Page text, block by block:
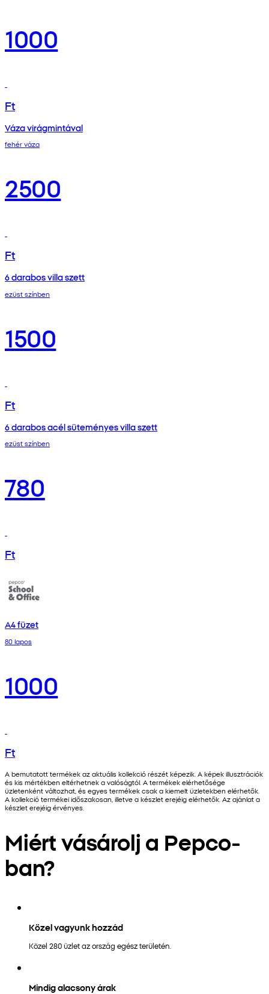
1000
Ft
Váza virágmintával
fehér váza
2500
Ft
6 darabos villa szett
ezüst színben
1500
Ft
6 darabos acél süteményes villa szett
ezüst színben
780
Ft
A4 füzet
80 lapos
1000
Ft
A bemutatott termékek az aktuális kollekció részét képezik. A képek illusztrációk
és kis mértékben eltérhetnek a valóságtól. A termékek elérhetősége
üzletenként változhat, és egyes termékek csak a kiemelt üzletekben elérhetők.
A kollekció termékei időszakosan, illetve a készlet erejéig elérhetők. Az ajánlat a
készlet erejéig érvényes.
Miért vásárolj a Pepco-
ban?
Közel vagyunk hozzád
Közel 280 üzlet az ország egész területén.
Mindig alacsony árak